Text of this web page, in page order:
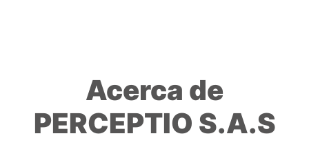
Acerca de
PERCEPTIO S.A.S